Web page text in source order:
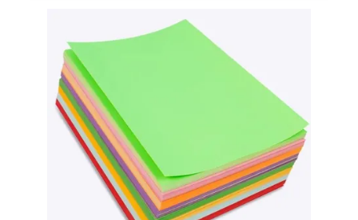
TRETEN
VERBINDUNG
NACHRICHTEN